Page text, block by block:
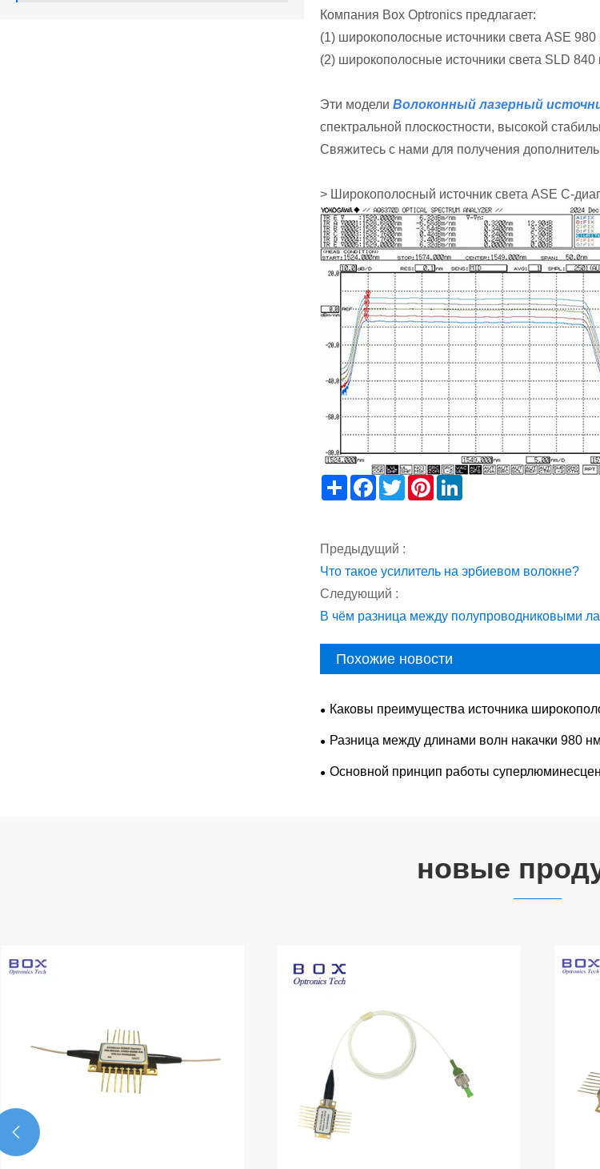
Компания Box Optronics предлагает:
(1) широкополосные источники света ASE
(2) широкополосные источники света SLD
Эти модели Волоконный лазерный
спектральной плоскостности, высокой
Свяжитесь с нами для получения
> Широкополосный источник света ASE C-
Share Facebook
TwitterPinterest
Предыдущий :
Что такое усилитель на эрбиевом волокне?
Следующий :
В чём разница между полупроводниковыми
Похожие новости
Каковы преимущества источника
ASE по сравнению с обычными источниками?
Разница между длинами волн накачки 980
Основной принцип работы
новые
